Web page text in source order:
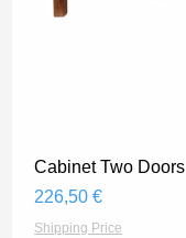
Cabinet Two Doors
Prix
226,50 €
Shipping Price